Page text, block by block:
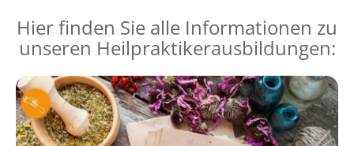
Hier finden Sie alle Informationen zu
unseren Heilpraktikerausbildungen: